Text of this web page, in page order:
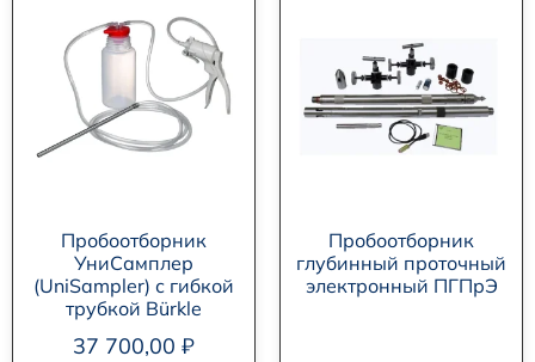
Пробоотборник
УниСамплер
(UniSampler) с гибкой
трубкой Bürkle
37 700,00 ₽
Пробоотборник
глубинный проточный
электронный ПГПрЭ